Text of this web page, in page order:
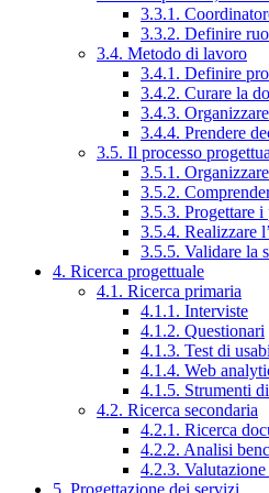
3.3.1.
3.3.2. Definire
3.4. Metodo di lavoro
3.4.1. Definire
3.4.2. Curare la
3.4.3.
3.4.4. Prendere
3.5. Il processo
3.5.1.
3.5.2.
3.5.3. Progettare i
3.5.4. Realizzare
3.5.5. Validare la
4. Ricerca progettuale
4.1. Ricerca primaria
4.1.1. Interviste
4.1.2. Questionari
4.1.3. Test di
4.1.4. Web
4.1.5. Strumenti
4.2. Ricerca secondaria
4.2.1. Ricerca
4.2.2. Analisi
4.2.3. Valutazione
5. Progettazione dei servizi